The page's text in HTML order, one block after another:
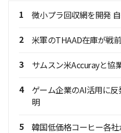
1 微小プラ回収網を開発
2 米軍のTHAAD在庫が戦
3 サムスン米Accurayと協
4
ゲーム企業のAI活用に
明
5 韓国低価格コーヒー各